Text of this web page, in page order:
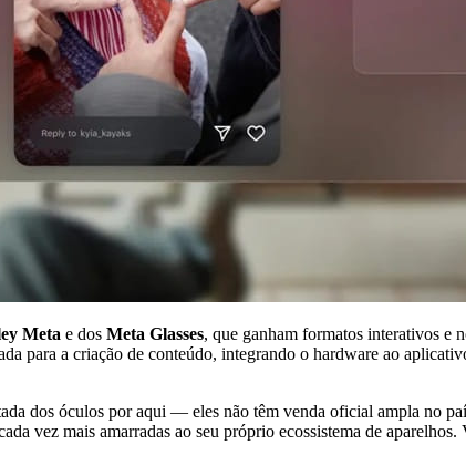
Meta e dos Meta Glasses, que ganham formatos interativos e
para a criação de conteúdo, integrando o hardware ao
dos óculos por aqui — eles não têm venda oficial ampla no
vez mais amarradas ao seu próprio ecossistema de